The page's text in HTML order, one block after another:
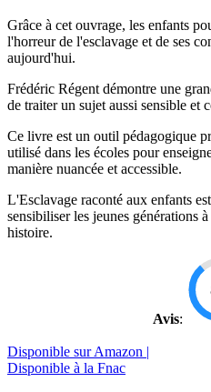
Grâce à cet ouvrage, les enfants
l'horreur de l'esclavage et de ses
aujourd'hui.
Frédéric Régent démontre une
de traiter un sujet aussi sensible et
Ce livre est un outil pédagogique
utilisé dans les écoles pour
manière nuancée et accessible.
L'Esclavage raconté aux enfants
sensibiliser les jeunes générations
histoire.
Avis:
Disponible sur Amazon |
Disponible à la Fnac